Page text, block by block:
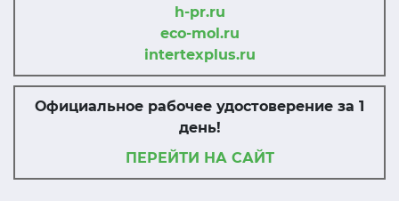
h-pr.ru
eco-mol.ru
intertexplus.ru
Официальное рабочее удостоверение за 1
день!
ПЕРЕЙТИ НА САЙТ